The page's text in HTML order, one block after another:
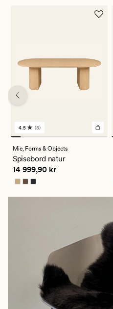
8
anmeldelser
med
en
gjennomsnittlig
vurdering
på
4.5
4.5 (8)
Mie, Forms & Objects
Spisebord natur
Pris 14 999,90 kr
14 999,90 kr